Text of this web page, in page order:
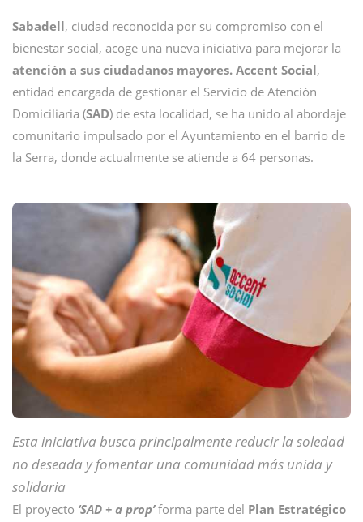
Sabadell, ciudad reconocida por su compromiso con el
bienestar social, acoge una nueva iniciativa para mejorar la
atención a sus ciudadanos mayores. Accent Social,
entidad encargada de gestionar el Servicio de Atención
Domiciliaria (SAD) de esta localidad, se ha unido al abordaje
comunitario impulsado por el Ayuntamiento en el barrio de
la Serra, donde actualmente se atiende a 64 personas.
Esta iniciativa busca principalmente reducir la soledad
no deseada y fomentar una comunidad más unida y
solidaria
El proyecto ‘SAD + a prop’forma parte del Plan Estratégico